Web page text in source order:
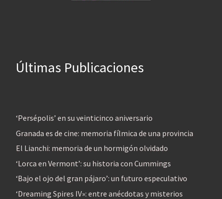
Últimas Publicaciones
‘Persépolis’ en su veinticinco aniversario
Granada es de cine: memoria fílmica de una provincia
El Lianchi: memoria de un hormigón olvidado
‘Lorca en Vermont’: su historia con Cummings
‘Bajo el ojo del gran pájaro’: un futuro especulativo
‘Dreaming Spires IV»: entre anécdotas y misterios